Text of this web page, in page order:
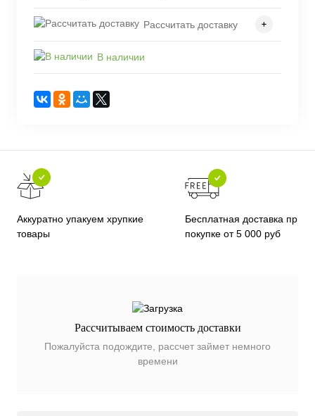
Рассчитать доставку
В наличии
Аккуратно упакуем хрупкие
товары
Бесплатная доставка при
покупке от 5 000 руб
Рассчитываем стоимость доставки
Пожалуйста подождите, рассчет займет немного
времени